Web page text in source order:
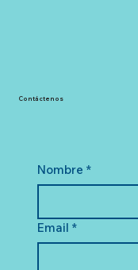
Nombre *
Email *
Contáctenos